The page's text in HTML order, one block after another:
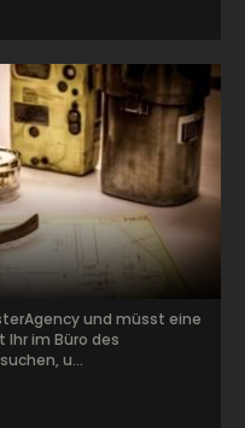
und müsst eine
Ihr im Büro des
u...